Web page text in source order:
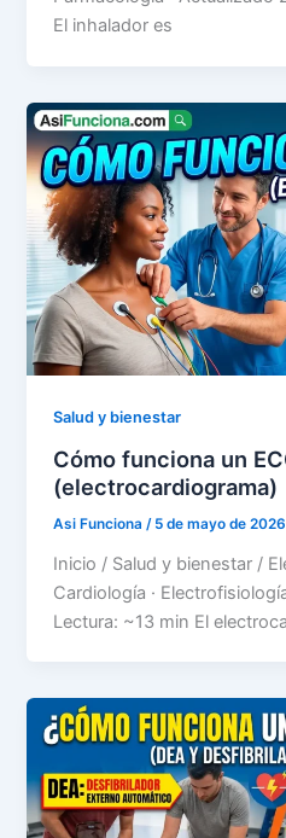
El inhalador es
Salud y bienestar
Cómo funciona un
(electrocardiograma)
Asi Funciona / 5 de mayo de 2026
Inicio / Salud y bienestar /
Cardiología ·
Lectura: ~13 min El